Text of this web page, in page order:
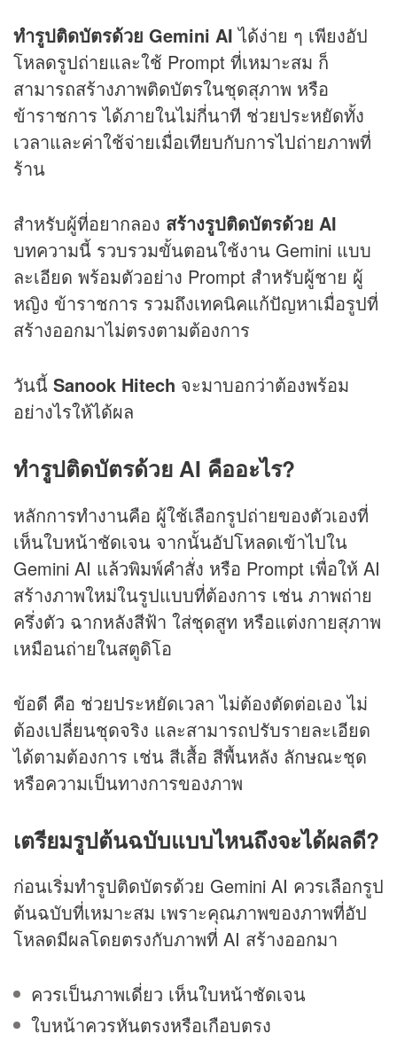
ทำรูปติดบัตรด้วย Gemini AIได้ง่าย ๆ เพียงอัป
โหลดรูปถ่ายและใช้ Prompt ที่เหมาะสม ก็
สามารถสร้างภาพติดบัตรในชุดสุภาพ หรือ
ข้าราชการ ได้ภายในไม่กี่นาที ช่วยประหยัดทั้ง
เวลาและค่าใช้จ่ายเมื่อเทียบกับการไปถ่ายภาพที่
ร้าน
สำหรับผู้ที่อยากลอง สร้างรูปติดบัตรด้วย AI
บทความนี้ รวบรวมขั้นตอนใช้งาน Gemini แบบ
ละเอียด พร้อมตัวอย่าง Prompt สำหรับผู้ชาย ผู้
หญิง ข้าราชการ รวมถึงเทคนิคแก้ปัญหาเมื่อรูปที่
สร้างออกมาไม่ตรงตามต้องการ
วันนี้ Sanook Hitech จะมาบอกว่าต้องพร้อม
อย่างไรให้ได้ผล
ทำรูปติดบัตรด้วย AI คืออะไร?
หลักการทำงานคือ ผู้ใช้เลือกรูปถ่ายของตัวเองที่
เห็นใบหน้าชัดเจน จากนั้นอัปโหลดเข้าไปใน
Gemini AI แล้วพิมพ์คำสั่ง หรือ Prompt เพื่อให้ AI
สร้างภาพใหม่ในรูปแบบที่ต้องการ เช่น ภาพถ่าย
ครึ่งตัว ฉากหลังสีฟ้า ใส่ชุดสูท หรือแต่งกายสุภาพ
เหมือนถ่ายในสตูดิโอ
ข้อดี คือ ช่วยประหยัดเวลา ไม่ต้องตัดต่อเอง ไม่
ต้องเปลี่ยนชุดจริง และสามารถปรับรายละเอียด
ได้ตามต้องการ เช่น สีเสื้อ สีพื้นหลัง ลักษณะชุด
หรือความเป็นทางการของภาพ
เตรียมรูปต้นฉบับแบบไหนถึงจะได้ผลดี?
ก่อนเริ่มทำรูปติดบัตรด้วย Gemini AI ควรเลือกรูป
ต้นฉบับที่เหมาะสม เพราะคุณภาพของภาพที่อัป
โหลดมีผลโดยตรงกับภาพที่ AI สร้างออกมา
ควรเป็นภาพเดี่ยว เห็นใบหน้าชัดเจน
ใบหน้าควรหันตรงหรือเกือบตรง